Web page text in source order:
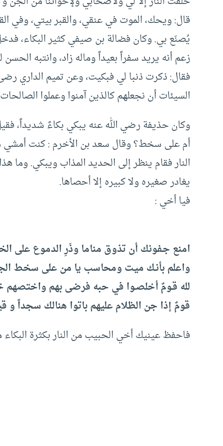
قال: ويحك، الموت في عنقي، والقبر بيتي، وفي
يُصنَع بي. وكان فضالة بن صيفي كثير البكاء،
زعم أنه يريد سفراً بعيداً وماله زاد، وانتبه
فقال: ذكرت ذنبا لي فبكيت، وعن تميم الداري
السيئات أن نجعلهم كالذين آمنوا وعملوا
وكان حذيفة رضي الله عنه يبكي بكاءً شديداً،
أم على سخط؟ وقال سعد بن الأخرم : كنت
النار فقام ينظر إلى الحديد المذاب ويبكي. وما
يغادر صغيره ولا كبيره إلا أحصاها.
فيا أخي :
امنع جـفونك أن تذوق مناما وذَرِ الدموع على
واعلم بأنـك ميـت ومحاسب يا من على سخط
لله قـومٌ أخلصـوا في حبه فرضى بهم واختصهم
قومٌ إذا جن الظلام عليهم باتوا هنالك سجداً و
فاحفظ عينيك أخي الحبيب من النار بكثرة